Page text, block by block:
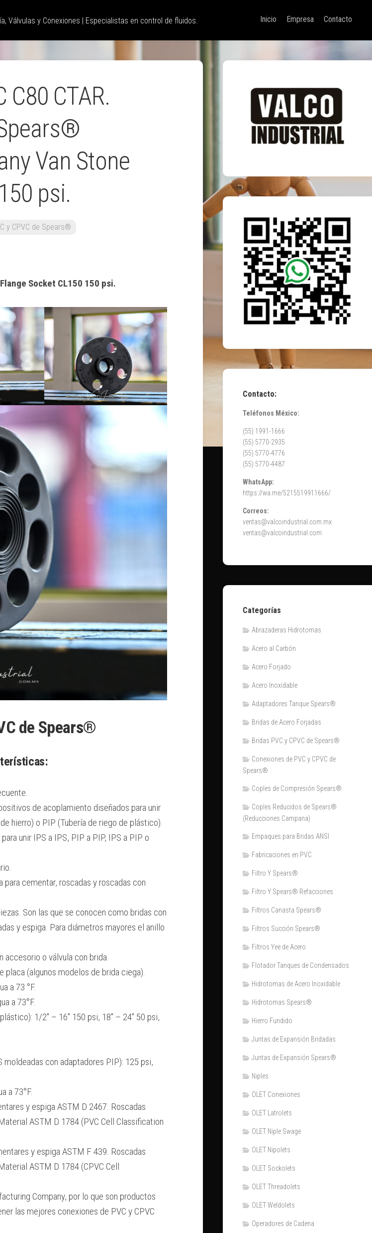
Válvulas y Conexiones | Especialistas en control de fluidos. Inicio Empresa Contacto
C80 CTAR.
Van Stone
psi.
y CPVC de Spears®
Socket CL150 150 psi.
de Spears®
de acoplamiento diseñados para unir
hierro) o PIP (Tubería de riego de plástico).
unir IPS a IPS, PIP a PIP, IPS a PIP o
para cementar, roscadas y roscadas con
Son las que se conocen como bridas con
y espiga. Para diámetros mayores el anillo
accesorio o válvula con brida.
(algunos modelos de brida ciega).
a 73 °F.
a 73°F.
1/2″ – 16″ 150 psi, 18″ – 24″ 50 psi,
con adaptadores PIP): 125 psi,
a 73°F.
y espiga ASTM D 2467. Roscadas
ASTM D 1784 (PVC Cell Classification
y espiga ASTM F 439. Roscadas
ASTM D 1784 (CPVC Cell
Company, por lo que son productos
las mejores conexiones de PVC y CPVC
Contacto:
Teléfonos México:
(55) 1991-1666
(55) 5770-2935
(55) 5770-4776
(55) 5770-4487
WhatsApp:
https://wa.me/5215519911666/
Correos:
ventas@valcoindustrial.com.mx
ventas@valcoindustrial.com
Categorías
Abrazaderas Hidrotomas
Acero al Carbón
Acero Forjado
Acero Inoxidable
Adaptadores Tanque Spears®
Bridas de Acero Forjadas
Bridas PVC y CPVC de Spears®
Conexiones de PVC y CPVC de
Spears®
Coples de Compresión Spears®
Coples Reducidos de Spears®
(Reducciones Campana)
Empaques para Bridas ANSI
Fabricaciones en PVC
Filtro Y Spears®
Filtro Y Spears® Refacciones
Filtros Canasta Spears®
Filtros Succión Spears®
Filtros Yee de Acero
Flotador Tanques de Condensados
Hidrotomas de Acero Inoxidable
Hidrotomas Spears®
Hierro Fundido
Juntas de Expansión Bridadas
Juntas de Expansión Spears®
Niples
OLET Conexiones
OLET Latrolets
OLET Niple Swage
OLET Nipolets
OLET Sockolets
OLET Threadolets
OLET Weldolets
Operadores de Cadena